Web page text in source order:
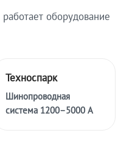
оборудование
Техноспарк
Шинопроводная
система 1200–5000 А